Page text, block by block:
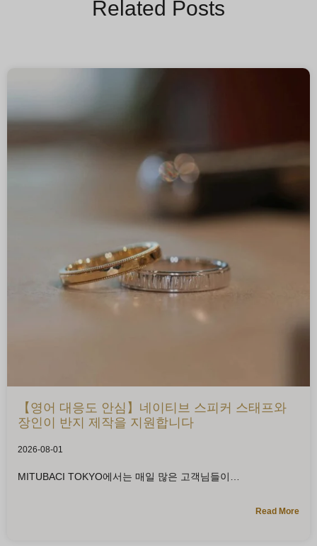
Related Posts
【영어 대응도 안심】네이티브 스피커 스태프와
장인이 반지 제작을 지원합니다
2026-08-01
MITUBACI TOKYO에서는 매일 많은 고객님들이
Read More